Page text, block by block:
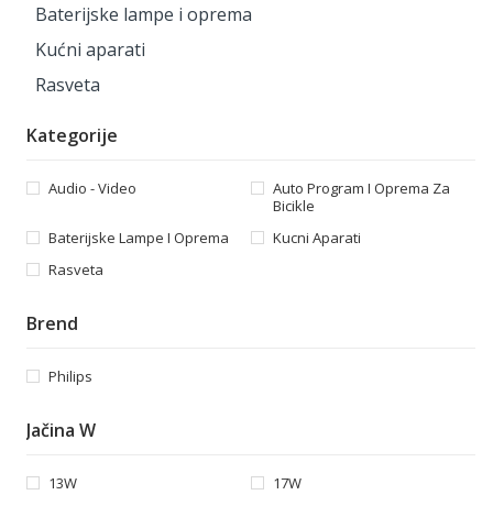
Baterijske lampe i oprema
Kućni aparati
Rasveta
Kategorije
Audio - Video
Auto Program I Oprema Za
Bicikle
Baterijske Lampe I Oprema
Kucni Aparati
Rasveta
Brend
Philips
Jačina W
13W 17W